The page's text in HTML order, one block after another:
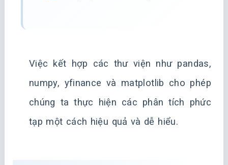
Việc kết hợp các thư viện như pandas,
numpy, yfinance và matplotlib cho phép
chúng ta thực hiện các phân tích phức
tạp một cách hiệu quả và dễ hiểu.